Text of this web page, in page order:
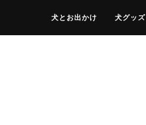
犬とお出かけ 犬グッズ